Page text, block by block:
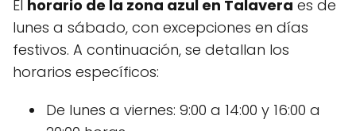
El horario de la zona azul en Talavera es de
lunes a sábado, con excepciones en días
festivos. A continuación, se detallan los
horarios específicos:
De lunes a viernes: 9:00 a 14:00 y 16:00 a